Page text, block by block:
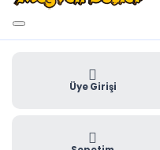
Üye Girişi